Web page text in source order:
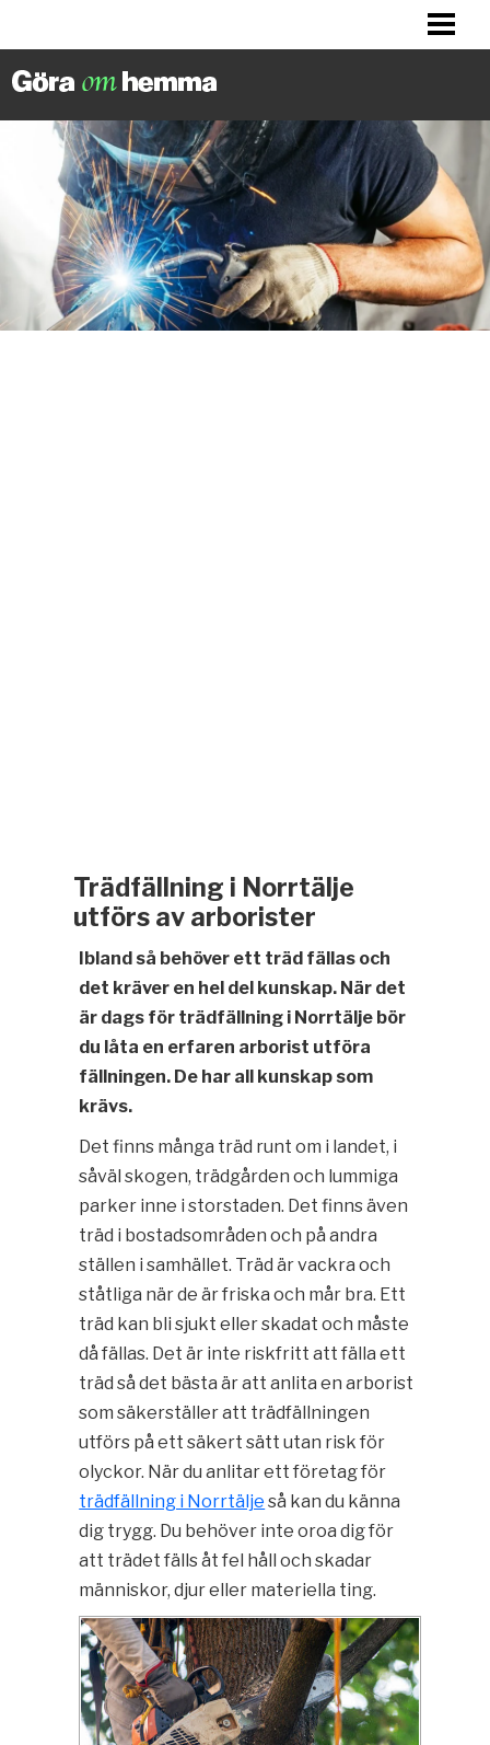
LITET KÖK? HITTA INSPIRATION!
FIXA HALLEN
BLOGG
Trädfällning i Norrtälje
utförs av arborister
Ibland så behöver ett träd fällas och
det kräver en hel del kunskap. När det
är dags för trädfällning i Norrtälje bör
du låta en erfaren arborist utföra
fällningen. De har all kunskap som
krävs.
Det finns många träd runt om i landet, i
såväl skogen, trädgården och lummiga
parker inne i storstaden. Det finns även
träd i bostadsområden och på andra
ställen i samhället. Träd är vackra och
ståtliga när de är friska och mår bra. Ett
träd kan bli sjukt eller skadat och måste
då fällas. Det är inte riskfritt att fälla ett
träd så det bästa är att anlita en arborist
som säkerställer att trädfällningen
utförs på ett säkert sätt utan risk för
olyckor. När du anlitar ett företag för
trädfällning i Norrtälje så kan du känna
dig trygg. Du behöver inte oroa dig för
att trädet fälls åt fel håll och skadar
människor, djur eller materiella ting.